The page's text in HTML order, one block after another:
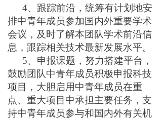
4、 跟踪前沿 ，统筹有计划地安
排中青年成员参加国内外重要学术
会议，及时了解本团队学术前沿信
息，跟踪相关技术最新发展水平。
5、 申报课题 ，努力搭建平台，
鼓励团队中青年成员积极申报科技
项目，大胆 启用中青年成员在重
点、重大项目中承担主要任务 ，支
持中青年成员参与和国内外有关机